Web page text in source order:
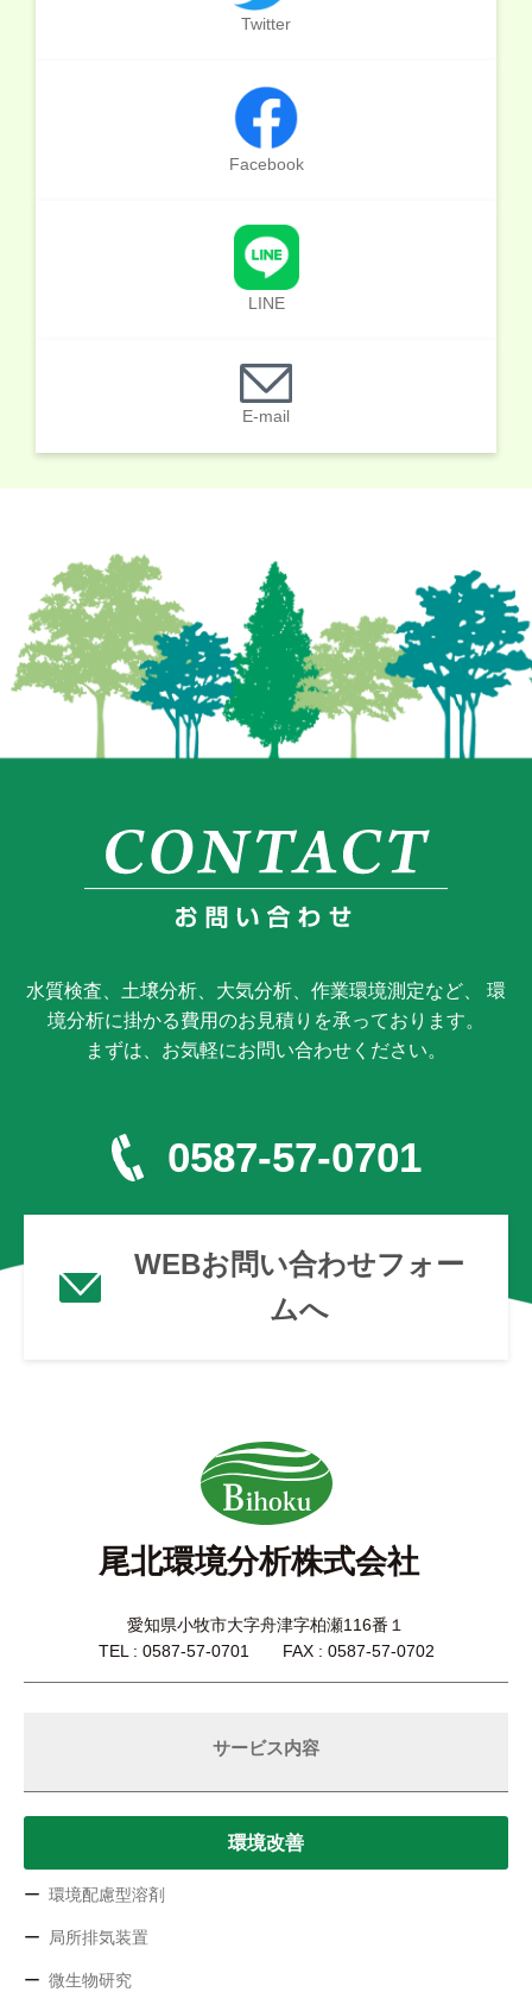
Twitter
Facebook
LINE
E-mail
水質検査、土壌分析、大気分析、作業環境測定など、 環
境分析に掛かる費用のお見積りを承っております。
まずは、お気軽にお問い合わせください。
0587-57-0701
WEBお問い合わせフォー
ムへ
尾北環境分析株式会社
愛知県小牧市大字舟津字柏瀬116番１
TEL : 0587-57-0701 FAX : 0587-57-0702
サービス内容
環境改善
環境配慮型溶剤
局所排気装置
微生物研究